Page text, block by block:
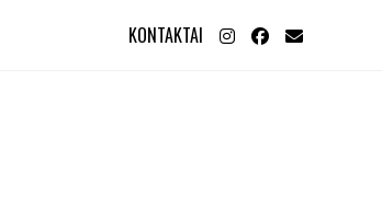
KONTAKTAI